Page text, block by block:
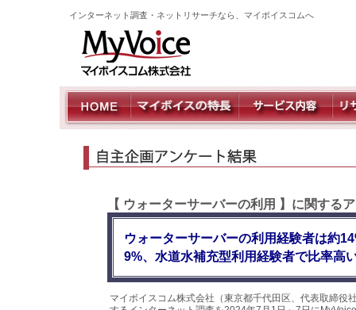
インターネット調査・ネットリサーチなら、マイボイスコムへ
【 ウォーターサーバーの利用 】に関する
ウォーターサーバーの利用経験者は約
9%、水道水補充型利用経験者で比率高
マイボイスコム株式会社（東京都千代田区、代表取締